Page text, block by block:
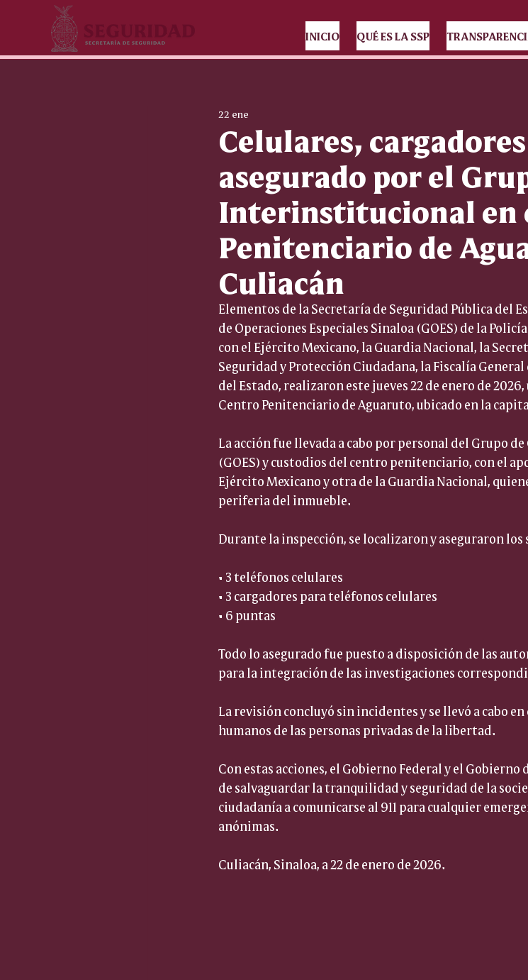
INICIO QUÉ ES LA SSP
Celulares,
asegurado por el
Interinstitucional en
Penitenciario de
Culiacán
22 ene
Elementos de la Secretaría de Seguridad Pública del
de Operaciones Especiales Sinaloa (GOES) de la
con el Ejército Mexicano, la Guardia Nacional, la
Seguridad y Protección Ciudadana, la Fiscalía
del Estado, realizaron este jueves 22 de enero de
Centro Penitenciario de Aguaruto, ubicado en la
La acción fue llevada a cabo por personal del Grupo
(GOES) y custodios del centro penitenciario, con el
Ejército Mexicano y otra de la Guardia Nacional,
periferia del inmueble.
Durante la inspección, se localizaron y aseguraron
• 3 teléfonos celulares
• 3 cargadores para teléfonos celulares
• 6 puntas
Todo lo asegurado fue puesto a disposición de las
para la integración de las investigaciones
La revisión concluyó sin incidentes y se llevó a cabo
humanos de las personas privadas de la libertad.
Con estas acciones, el Gobierno Federal y el
de salvaguardar la tranquilidad y seguridad de la
ciudadanía a comunicarse al 911 para cualquier
anónimas.
Culiacán, Sinaloa, a 22 de enero de 2026.